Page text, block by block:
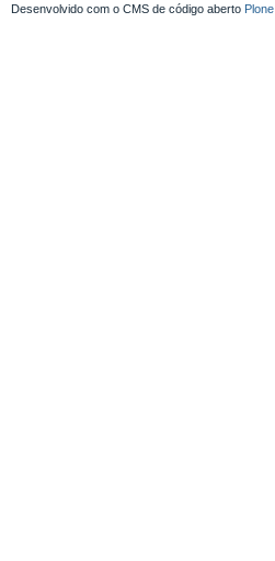
Desenvolvido com o CMS de código aberto Plone